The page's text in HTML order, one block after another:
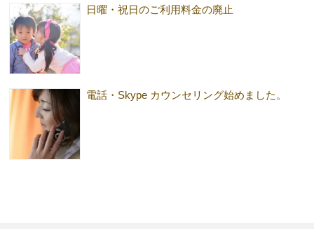
日曜・祝日のご利用料金の廃止
電話・Skype カウンセリング始めました。